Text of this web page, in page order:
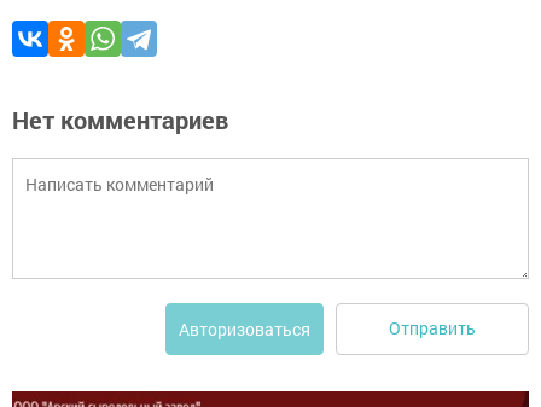
Нет комментариев
Авторизоваться Отправить